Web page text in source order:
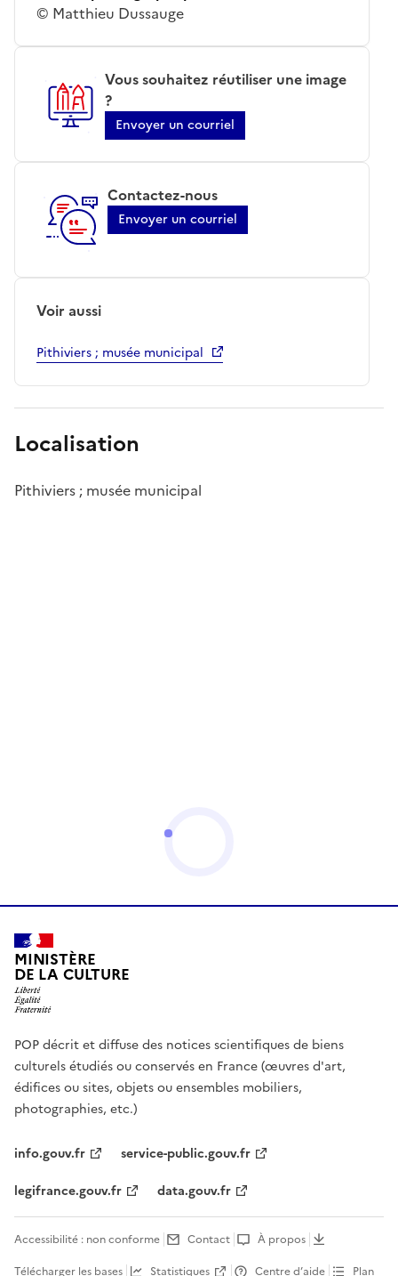
© Matthieu Dussauge
Vous souhaitez réutiliser une image
?
Envoyer un courriel
Contactez-nous
Envoyer un courriel
Voir aussi
Pithiviers ; musée municipal
Localisation
Pithiviers ; musée municipal
MINISTÈRE
DE LA CULTURE
POP décrit et diffuse des notices scientifiques de biens
culturels étudiés ou conservés en France (œuvres d'art,
édifices ou sites, objets ou ensembles mobiliers,
photographies, etc.)
info.gouv.fr
service-public.gouv.fr
legifrance.gouv.fr
data.gouv.fr
Accessibilité : non conforme Contact
À propos
Télécharger les bases
Statistiques Centre d’aide Plan